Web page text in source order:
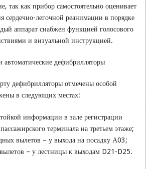
так как прибор самостоятельно оценивает
сердечно-легочной реанимации в порядке
аппарат снабжен функцией голосового
и визуальной инструкцией.
дефибрилляторы отмечены особой
в следующих местах:
информации в зале регистрации
терминала на третьем этаже;
вылетов – у выхода на посадку А03;
– у лестницы к выходам D21-D25.